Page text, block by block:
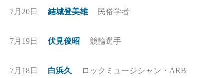
7月20日 結城登美雄 民俗学者
7月19日 伏見俊昭 競輪選手
7月18日 白浜久 ロックミュージシャン・ARB